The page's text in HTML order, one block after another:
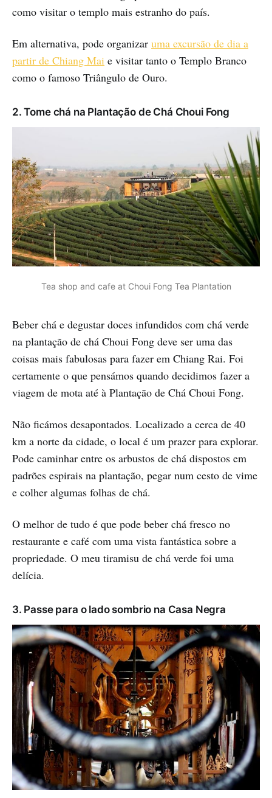
como visitar o templo mais estranho do país.
Em alternativa, pode organizar uma excursão de dia a
partir de Chiang Mai e visitar tanto o Templo Branco
como o famoso Triângulo de Ouro.
2. Tome chá na Plantação de Chá Choui Fong
Tea shop and cafe at Choui Fong Tea Plantation
Beber chá e degustar doces infundidos com chá verde
na plantação de chá Choui Fong deve ser uma das
coisas mais fabulosas para fazer em Chiang Rai. Foi
certamente o que pensámos quando decidimos fazer a
viagem de mota até à Plantação de Chá Choui Fong.
Não ficámos desapontados. Localizado a cerca de 40
km a norte da cidade, o local é um prazer para explorar.
Pode caminhar entre os arbustos de chá dispostos em
padrões espirais na plantação, pegar num cesto de vime
e colher algumas folhas de chá.
O melhor de tudo é que pode beber chá fresco no
restaurante e café com uma vista fantástica sobre a
propriedade. O meu tiramisu de chá verde foi uma
delícia.
3. Passe para o lado sombrio na Casa Negra